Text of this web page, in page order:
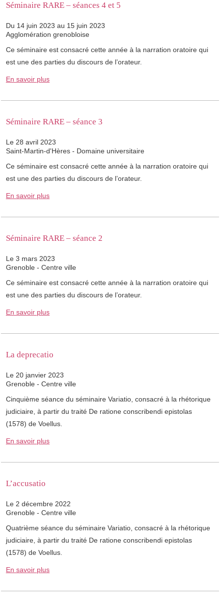
Séminaire RARE – séances 4 et 5
Du 14 juin 2023 au 15 juin 2023
Agglomération grenobloise
Ce séminaire est consacré cette année à la narration oratoire qui
est une des parties du discours de l’orateur.
En savoir plus
Séminaire RARE – séance 3
Le 28 avril 2023
Saint-Martin-d'Hères - Domaine universitaire
Ce séminaire est consacré cette année à la narration oratoire qui
est une des parties du discours de l’orateur.
En savoir plus
Séminaire RARE – séance 2
Le 3 mars 2023
Grenoble - Centre ville
Ce séminaire est consacré cette année à la narration oratoire qui
est une des parties du discours de l’orateur.
En savoir plus
La deprecatio
Le 20 janvier 2023
Grenoble - Centre ville
Cinquième séance du séminaire Variatio, consacré à la rhétorique
judiciaire, à partir du traité De ratione conscribendi epistolas
(1578) de Voellus.
En savoir plus
L’accusatio
Le 2 décembre 2022
Grenoble - Centre ville
Quatrième séance du séminaire Variatio, consacré à la rhétorique
judiciaire, à partir du traité De ratione conscribendi epistolas
(1578) de Voellus.
En savoir plus